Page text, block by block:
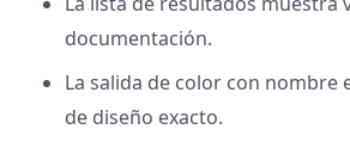
documentación.
La salida de color con nombre
de diseño exacto.